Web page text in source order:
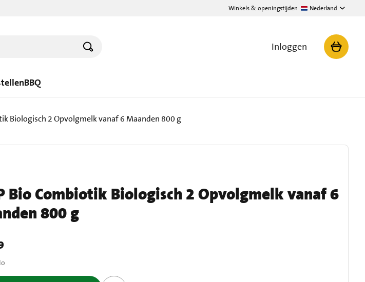
Winkels & openingstijden Nederland
Inloggen
BBQ
Biologisch 2 Opvolgmelk vanaf 6 Maanden 800 g
Bio Combiotik Biologisch 2 Opvolgmelk vanaf 6
800 g
kilo